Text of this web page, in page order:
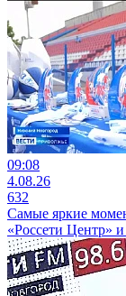
09:08
4.08.26
632
Самые яркие
«Россети Центр»